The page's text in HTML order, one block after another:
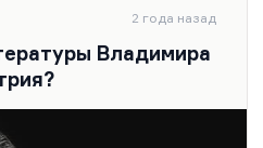
2 года назад
Владимира